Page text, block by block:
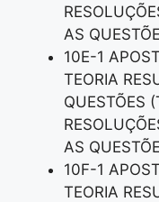
AS
10E-1
TEORIA
QUESTÕES
AS
10F-1
TEORIA